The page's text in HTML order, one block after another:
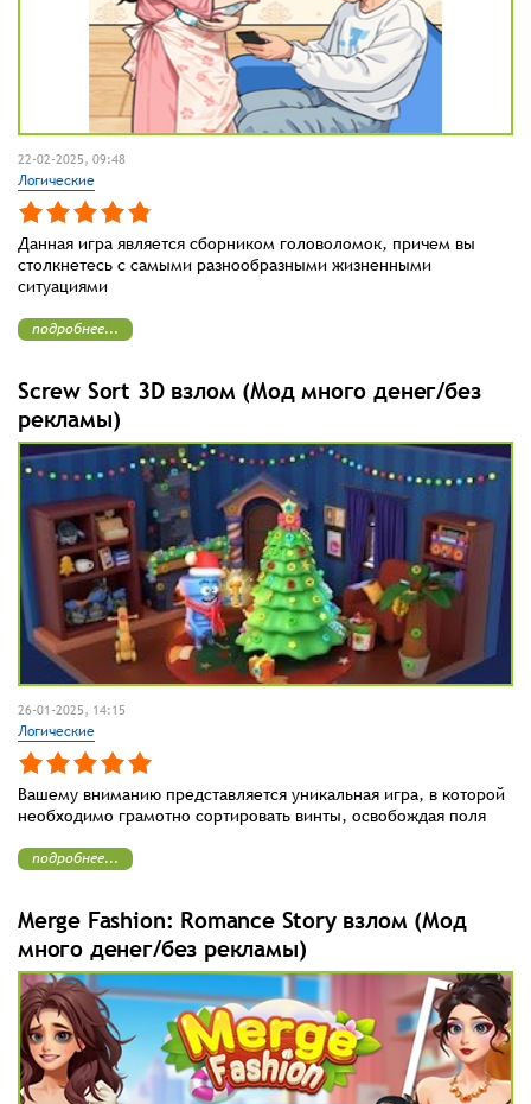
22-02-2025, 09:48
Логические
Данная игра является сборником головоломок, причем вы
столкнетесь с самыми разнообразными жизненными
ситуациями
подробнее...
26-01-2025, 14:15
Screw Sort 3D взлом (Мод много денег/без
рекламы)
Логические
Вашему вниманию представляется уникальная игра, в которой
необходимо грамотно сортировать винты, освобождая поля
подробнее...
Merge Fashion: Romance Story взлом (Мод
много денег/без рекламы)